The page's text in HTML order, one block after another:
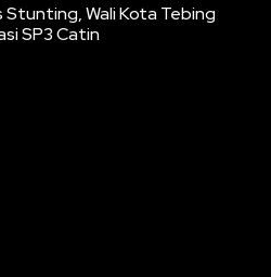
Wali Kota Tebing
SP3 Catin